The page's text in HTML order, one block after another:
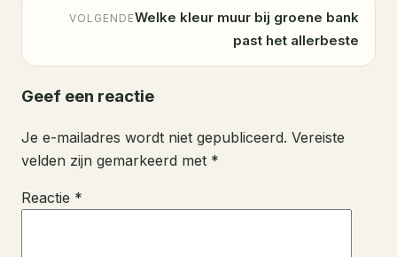
VOLGENDEWelke kleur muur bij groene bank
past het allerbeste
Geef een reactie
Je e-mailadres wordt niet gepubliceerd. Vereiste
velden zijn gemarkeerd met *
Reactie *